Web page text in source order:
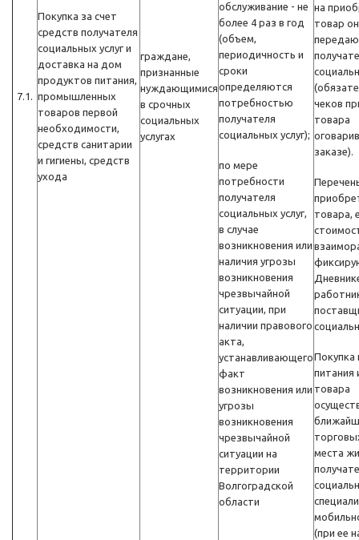
7.1.
Покупка за счет
средств получателя
социальных услуг и
доставка на дом
продуктов питания,
промышленных
товаров первой
необходимости,
средств санитарии
и гигиены, средств
ухода
граждане,
признанные
нуждающимися
в срочных
социальных
услугах
обслуживание - не
более 4 раз в год
(объем,
периодичность и
сроки
определяются
потребностью
получателя
социальных услуг);
по мере
потребности
получателя
социальных услуг,
в случае
возникновения или
наличия угрозы
возникновения
чрезвычайной
ситуации, при
наличии правового
акта,
устанавливающего
факт
возникновения или
угрозы
возникновения
чрезвычайной
ситуации на
территории
Волгоградской
области
на
товар
чеков
товара
заказе).
товара,
Покупка
питания
товара
места
(при ее